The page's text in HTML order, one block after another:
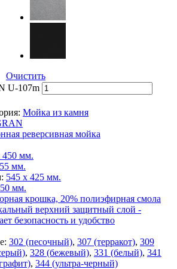
Очистить
U-107m
Мойка из камня
реверсивная мойка
450 мм.
мм.
545 х 425 мм.
мм.
крошка, 20% полиэфирная смола
верхний защитный слой -
безопасность и удобство
302 (песочный), 307 (терракот), 309
, 328 (бежевый), 331 (белый), 341
, 344 (ультра-черный)